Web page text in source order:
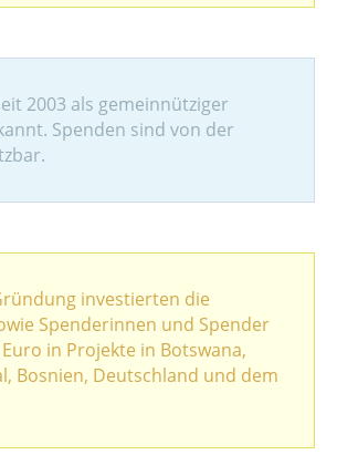
2003 als gemeinnütziger
Spenden sind von der
investierten die
Spenderinnen und Spender
in Projekte in Botswana,
Bosnien, Deutschland und dem